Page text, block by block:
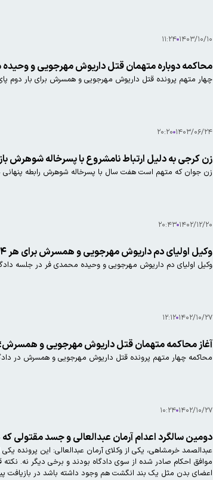
۱۴۰۳/۱۰/۱۰ ۱۱:۲۴
محاکمه دوباره متهمان قتل داریوش مهرجویی و
چهار متهم پرونده قتل داریوش مهرجویی و همسرش برای بار دوم
۱۴۰۳/۰۶/۲۴ ۲۰:۲۰
زن کرجی به دلیل ارتباط نامشروع با پسرخاله شوهرش
زن جوان که متهم است هفت سال با پسرخاله شوهرش رابطه پنهانی
۱۴۰۲/۱۲/۲۰ ۲۰:۴۳
وکیل اولیای دم داریوش مهرجویی و همسرش برای هر ۴ متهم درخواست قصاص کرد
وکیل اولیای دم داریوش مهرجویی و وحیده محمدی فر در جلسه دادگاه از طرف موکلانش
۱۴۰۲/۱۰/۲۷ ۱۲:۱۲
آغاز محاکمه متهمان قتل داریوش مهرجویی و همسرش؛
محاکمه چهار متهم پرونده قتل داریوش مهرجویی و همسرش در
۱۴۰۲/۱۰/۲۷ ۱۰:۲۴
دومین سالگرد اعدام آرمان عبدالعالی و جسد مقتولی
عبدالصمد خرمشاهی، یکی از وکلای آرمان عبدالعالی: این پرونده
موافق احکام صادر شده از سوی دادگاه بودند و برخی دیگر نه.
اعضای بدن مثل یک بند انگشت هم وجود داشته باشد در